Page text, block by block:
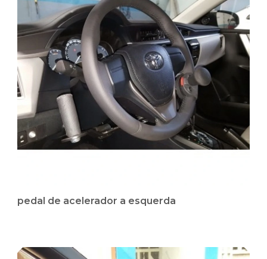
pedal de acelerador a esquerda